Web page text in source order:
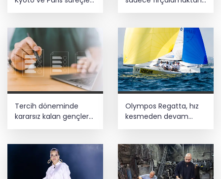
Tercih döneminde
kararsız kalan gençlere
bilimsel yol haritası...
testi çözün!
Olympos Regatta, hız
kesmeden devam
ediyor